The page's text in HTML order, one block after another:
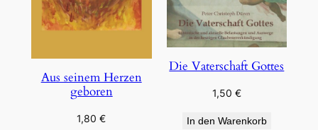
Aus seinem Herzen
geboren
1,80€
Die Vaterschaft Gottes
1,50 €
In den Warenkorb